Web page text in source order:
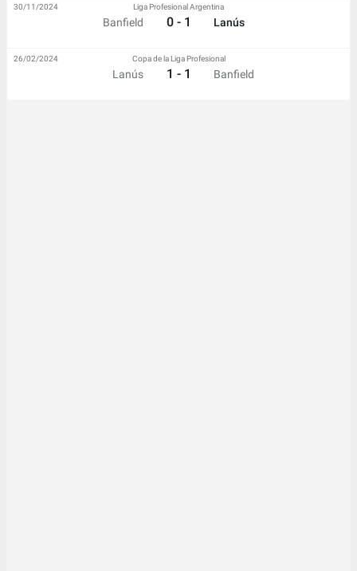
Banfield
Liga Profesional Argentina
0 - 1 Lanús
30/11/2024
Lanús
Copa de la Liga Profesional
1 - 1 Banfield
26/02/2024